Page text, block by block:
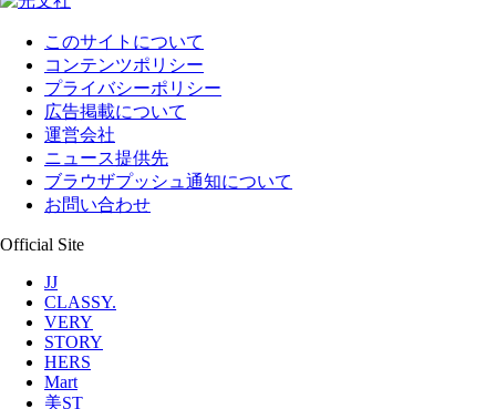
このサイトについて
コンテンツポリシー
プライバシーポリシー
広告掲載について
運営会社
ニュース提供先
ブラウザプッシュ通知について
お問い合わせ
Official Site
JJ
CLASSY.
VERY
STORY
HERS
Mart
美ST